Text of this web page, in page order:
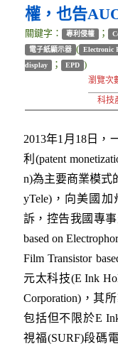
權，也告
關鍵字： 專利侵權 ；
電子紙顯示器 ( Electronic
display ； EPD )
瀏覽次
科技
2013年1月18日，
利(patent
n)為主要商業模式
yTele)，向美國
訴，控告我國專
based on
Film Transistor
元太科技(E Ink
Corporation)，其
包括但不限於E
視福(SURF)段碼